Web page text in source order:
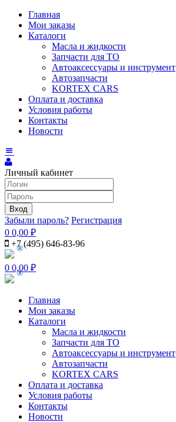
Главная
Мои заказы
Каталоги
Масла и жидкости
Запчасти для ТО
Автоаксессуары и инструмент
Автозапчасти
KORTEX CARS
Оплата и доставка
Условия работы
Контакты
Новости
Личный кабинет
Вход
Забыли пароль? Регистрация
0 0,00 ₽
+7 (495) 646-83-96
®
0 0,00 ₽
®
Главная
Мои заказы
Каталоги
Масла и жидкости
Запчасти для ТО
Автоаксессуары и инструмент
Автозапчасти
KORTEX CARS
Оплата и доставка
Условия работы
Контакты
Новости